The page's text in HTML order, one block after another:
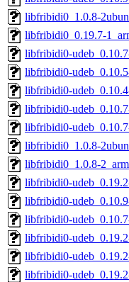
libfribidi0_1.0.8-
libfribidi0_0.19.7-
libfribidi0-
libfribidi0-
libfribidi0-
libfribidi0-
libfribidi0-
libfribidi0_1.0.8-
libfribidi0_1.0.8-
libfribidi0-
libfribidi0-
libfribidi0-
libfribidi0-
libfribidi0-
libfribidi0-